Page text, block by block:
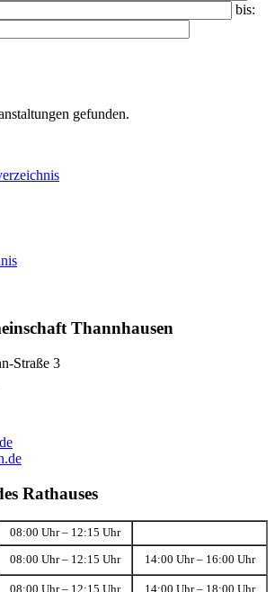
bis:
gefunden.
Thannhausen
Straße 3
Rathauses
08:00 Uhr – 12:15 Uhr
08:00 Uhr – 12:15 Uhr 14:00 Uhr – 16:00 Uhr